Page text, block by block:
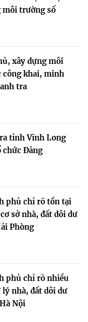
môi trường số
xây dựng môi
công khai, minh
tra
tỉnh Vĩnh Long
chức Đảng
phủ chỉ rõ tồn tại
sở nhà, đất dôi dư
Phòng
phủ chỉ rõ nhiều
nhà, đất dôi dư
Nội